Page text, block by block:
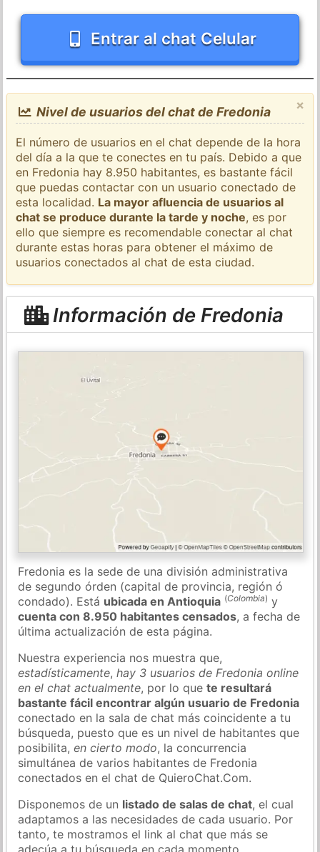
Entrar al chat Celular
×
Nivel de usuarios del chat de Fredonia
El número de usuarios en el chat depende de la hora
del día a la que te conectes en tu país. Debido a que
en Fredonia hay 8.950 habitantes, es bastante fácil
que puedas contactar con un usuario conectado de
esta localidad. La mayor afluencia de usuarios al
chat se produce durante la tarde y noche, es por
ello que siempre es recomendable conectar al chat
durante estas horas para obtener el máximo de
usuarios conectados al chat de esta ciudad.
Información de Fredonia
Fredonia es la sede de una división administrativa
de segundo órden (capital de provincia, región ó
condado). Está ubicada en Antioquia (Colombia) y
cuenta con 8.950 habitantes censados, a fecha de
última actualización de esta página.
Nuestra experiencia nos muestra que,
estadísticamente,hay 3 usuarios de Fredonia online
en el chat actualmente, por lo quete resultará
bastante fácil encontrar algún usuario de Fredonia
conectado en la sala de chat más coincidente a tu
búsqueda, puesto que es un nivel de habitantes que
posibilita,en cierto modo, la concurrencia
simultánea de varios habitantes de Fredonia
conectados en el chat de QuieroChat.Com.
Disponemos de un listado de salas de chat, el cual
adaptamos a las necesidades de cada usuario. Por
tanto, te mostramos el link al chat que más se
adecúa a tu búsqueda en cada momento.